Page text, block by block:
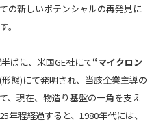
の新しいポテンシャルの再発見に
。
ばに、米国GE社にて“マイクロン
態)にて発明され、当該企業主導の
、現在、物造り基盤の一角を支え
年程経過すると、1980年代には、